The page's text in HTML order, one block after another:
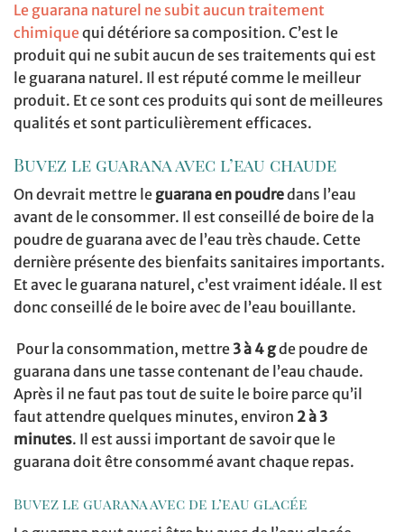
Le guarana naturel ne subit aucun traitement
chimique qui détériore sa composition. C’est le
produit qui ne subit aucun de ses traitements qui est
le guarana naturel. Il est réputé comme le meilleur
produit. Et ce sont ces produits qui sont de meilleures
qualités et sont particulièrement efficaces.
Buvez le guarana avec l’eau chaude
On devrait mettre le guarana en poudredans l’eau
avant de le consommer. Il est conseillé de boire de la
poudre de guarana avec de l’eau très chaude. Cette
dernière présente des bienfaits sanitaires importants.
Et avec le guarana naturel, c’est vraiment idéale. Il est
donc conseillé de le boire avec de l’eau bouillante.
Pour la consommation, mettre 3 à 4 gde poudre de
guarana dans une tasse contenant de l’eau chaude.
Après il ne faut pas tout de suite le boire parce qu’il
faut attendre quelques minutes, environ 2 à 3
minutes. Il est aussi important de savoir que le
guarana doit être consommé avant chaque repas.
Buvez le guarana avec de l’eau glacée